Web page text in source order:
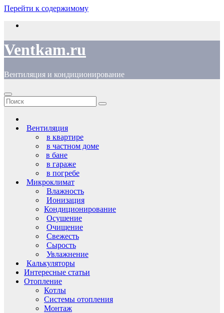
Перейти к содержимому
Ventkam.ru
Вентиляция и кондиционирование
Вентиляция
в квартире
в частном доме
в бане
в гараже
в погребе
Микроклимат
Влажность
Ионизация
Кондиционирование
Осушение
Очищение
Свежесть
Сырость
Увлажнение
Калькуляторы
Интересные статьи
Отопление
Котлы
Системы отопления
Монтаж